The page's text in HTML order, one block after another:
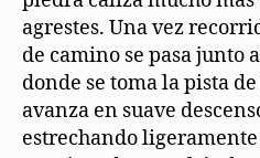
agrestes. Una vez
de camino se pasa junto
donde se toma la pista
avanza en suave
estrechando